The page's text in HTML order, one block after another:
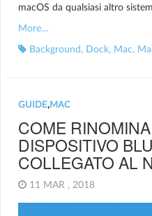
macOS da qualsiasi altro
More…
Background , Dock, Mac,
GUIDE,MAC
COME
DISPOSITIVO
COLLEGATO AL
11 MAR , 2018